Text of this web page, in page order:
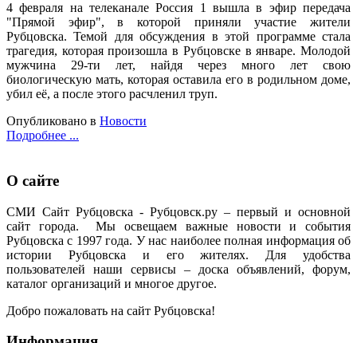
4 февраля на телеканале Россия 1 вышла в эфир передача
"Прямой эфир", в которой приняли участие жители
Рубцовска. Темой для обсуждения в этой программе стала
трагедия, которая произошла в Рубцовске в январе. Молодой
мужчина 29-ти лет, найдя через много лет свою
биологическую мать, которая оставила его в родильном доме,
убил её, а после этого расчленил труп.
Опубликовано в Новости
Подробнее ...
О сайте
СМИ Сайт Рубцовска - Рубцовск.ру – первый и основной
сайт города. Мы освещаем важные новости и события
Рубцовска с 1997 года. У нас наиболее полная информация об
истории Рубцовска и его жителях. Для удобства
пользователей наши сервисы – доска объявлений, форум,
каталог организаций и многое другое.
Добро пожаловать на сайт Рубцовска!